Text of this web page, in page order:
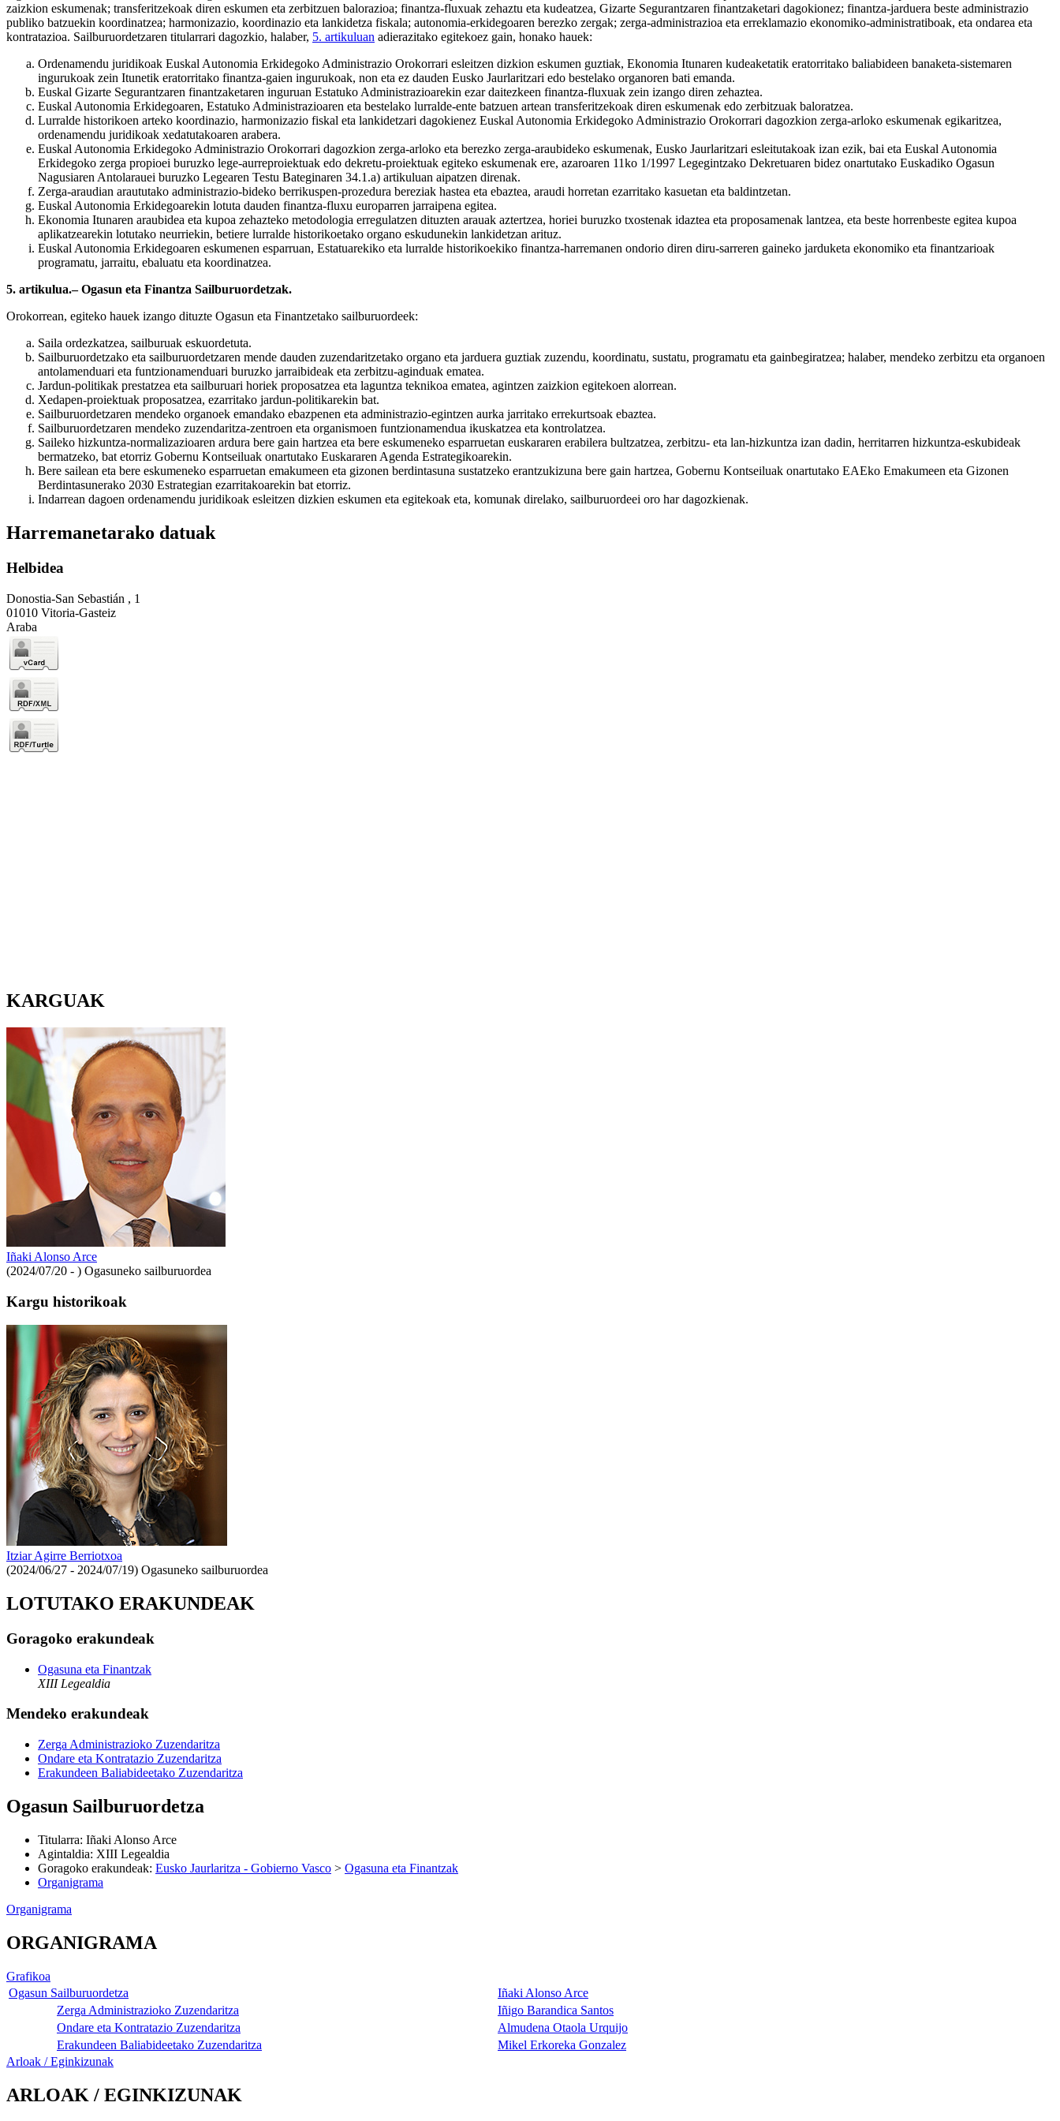
zaizkion eskumenak; transferitzekoak diren eskumen eta zerbitzuen balorazioa; finantza-fluxuak zehaztu eta kudeatzea, Gizarte Segurantzaren finantzaketari dagokionez; finantza-jarduera beste administrazio
publiko batzuekin koordinatzea; harmonizazio, koordinazio eta lankidetza fiskala; autonomia-erkidegoaren berezko zergak; zerga-administrazioa eta erreklamazio ekonomiko-administratiboak, eta ondarea eta
kontratazioa. Sailburuordetzaren titularrari dagozkio, halaber, 5. artikuluan adierazitako egitekoez gain, honako hauek:
Ordenamendu juridikoak Euskal Autonomia Erkidegoko Administrazio Orokorrari esleitzen dizkion eskumen guztiak, Ekonomia Itunaren kudeaketatik eratorritako baliabideen banaketa-sistemaren
ingurukoak zein Itunetik eratorritako finantza-gaien ingurukoak, non eta ez dauden Eusko Jaurlaritzari edo bestelako organoren bati emanda.
Euskal Gizarte Segurantzaren finantzaketaren inguruan Estatuko Administrazioarekin ezar daitezkeen finantza-fluxuak zein izango diren zehaztea.
Euskal Autonomia Erkidegoaren, Estatuko Administrazioaren eta bestelako lurralde-ente batzuen artean transferitzekoak diren eskumenak edo zerbitzuak baloratzea.
Lurralde historikoen arteko koordinazio, harmonizazio fiskal eta lankidetzari dagokienez Euskal Autonomia Erkidegoko Administrazio Orokorrari dagozkion zerga-arloko eskumenak egikaritzea,
ordenamendu juridikoak xedatutakoaren arabera.
Euskal Autonomia Erkidegoko Administrazio Orokorrari dagozkion zerga-arloko eta berezko zerga-araubideko eskumenak, Eusko Jaurlaritzari esleitutakoak izan ezik, bai eta Euskal Autonomia
Erkidegoko zerga propioei buruzko lege-aurreproiektuak edo dekretu-proiektuak egiteko eskumenak ere, azaroaren 11ko 1/1997 Legegintzako Dekretuaren bidez onartutako Euskadiko Ogasun
Nagusiaren Antolarauei buruzko Legearen Testu Bateginaren 34.1.a) artikuluan aipatzen direnak.
Zerga-araudian araututako administrazio-bideko berrikuspen-prozedura bereziak hastea eta ebaztea, araudi horretan ezarritako kasuetan eta baldintzetan.
Euskal Autonomia Erkidegoarekin lotuta dauden finantza-fluxu europarren jarraipena egitea.
Ekonomia Itunaren araubidea eta kupoa zehazteko metodologia erregulatzen dituzten arauak aztertzea, horiei buruzko txostenak idaztea eta proposamenak lantzea, eta beste horrenbeste egitea kupoa
aplikatzearekin lotutako neurriekin, betiere lurralde historikoetako organo eskudunekin lankidetzan arituz.
Euskal Autonomia Erkidegoaren eskumenen esparruan, Estatuarekiko eta lurralde historikoekiko finantza-harremanen ondorio diren diru-sarreren gaineko jarduketa ekonomiko eta finantzarioak
programatu, jarraitu, ebaluatu eta koordinatzea.
5. artikulua.– Ogasun eta Finantza Sailburuordetzak.
Orokorrean, egiteko hauek izango dituzte Ogasun eta Finantzetako sailburuordeek:
Saila ordezkatzea, sailburuak eskuordetuta.
Sailburuordetzako eta sailburuordetzaren mende dauden zuzendaritzetako organo eta jarduera guztiak zuzendu, koordinatu, sustatu, programatu eta gainbegiratzea; halaber, mendeko zerbitzu eta organoen
antolamenduari eta funtzionamenduari buruzko jarraibideak eta zerbitzu-aginduak ematea.
Jardun-politikak prestatzea eta sailburuari horiek proposatzea eta laguntza teknikoa ematea, agintzen zaizkion egitekoen alorrean.
Xedapen-proiektuak proposatzea, ezarritako jardun-politikarekin bat.
Sailburuordetzaren mendeko organoek emandako ebazpenen eta administrazio-egintzen aurka jarritako errekurtsoak ebaztea.
Sailburuordetzaren mendeko zuzendaritza-zentroen eta organismoen funtzionamendua ikuskatzea eta kontrolatzea.
Saileko hizkuntza-normalizazioaren ardura bere gain hartzea eta bere eskumeneko esparruetan euskararen erabilera bultzatzea, zerbitzu- eta lan-hizkuntza izan dadin, herritarren hizkuntza-eskubideak
bermatzeko, bat etorriz Gobernu Kontseiluak onartutako Euskararen Agenda Estrategikoarekin.
Bere sailean eta bere eskumeneko esparruetan emakumeen eta gizonen berdintasuna sustatzeko erantzukizuna bere gain hartzea, Gobernu Kontseiluak onartutako EAEko Emakumeen eta Gizonen
Berdintasunerako 2030 Estrategian ezarritakoarekin bat etorriz.
Indarrean dagoen ordenamendu juridikoak esleitzen dizkien eskumen eta egitekoak eta, komunak direlako, sailburuordeei oro har dagozkienak.
Harremanetarako datuak
Helbidea
Donostia-San Sebastián , 1
01010 Vitoria-Gasteiz
Araba
KARGUAK
Iñaki Alonso Arce
(2024/07/20 - ) Ogasuneko sailburuordea
Kargu historikoak
Itziar Agirre Berriotxoa
(2024/06/27 - 2024/07/19) Ogasuneko sailburuordea
LOTUTAKO ERAKUNDEAK
Goragoko erakundeak
Ogasuna eta Finantzak
XIII Legealdia
Mendeko erakundeak
Zerga Administrazioko Zuzendaritza
Ondare eta Kontratazio Zuzendaritza
Erakundeen Baliabideetako Zuzendaritza
Ogasun Sailburuordetza
Titularra: Iñaki Alonso Arce
Agintaldia: XIII Legealdia
Goragoko erakundeak: Eusko Jaurlaritza - Gobierno Vasco > Ogasuna eta Finantzak
Organigrama
Organigrama
ORGANIGRAMA
Grafikoa
Ogasun Sailburuordetza
Iñaki Alonso Arce
Zerga Administrazioko Zuzendaritza
Iñigo Barandica Santos
Ondare eta Kontratazio Zuzendaritza
Almudena Otaola Urquijo
Erakundeen Baliabideetako Zuzendaritza
Mikel Erkoreka Gonzalez
Arloak / Eginkizunak
ARLOAK / EGINKIZUNAK